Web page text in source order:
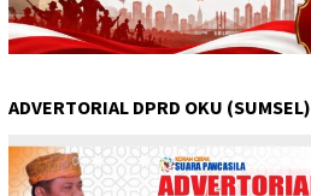
ADVERTORIAL DPRD OKU (SUMSEL)